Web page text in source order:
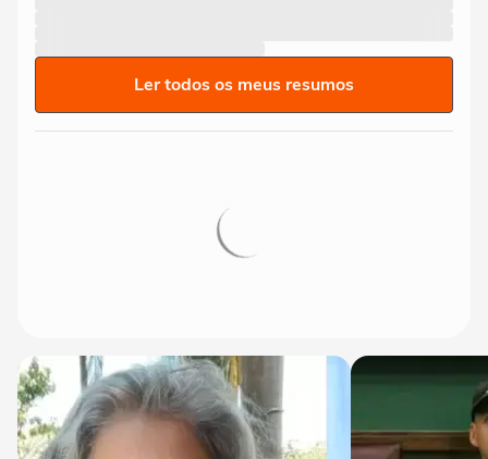
Ler todos os meus resumos